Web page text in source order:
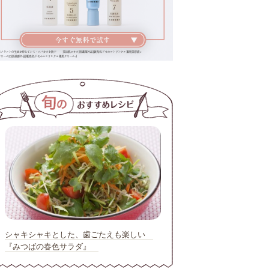
シャキシャキとした、歯ごたえも楽しい
『みつばの春色サラダ』